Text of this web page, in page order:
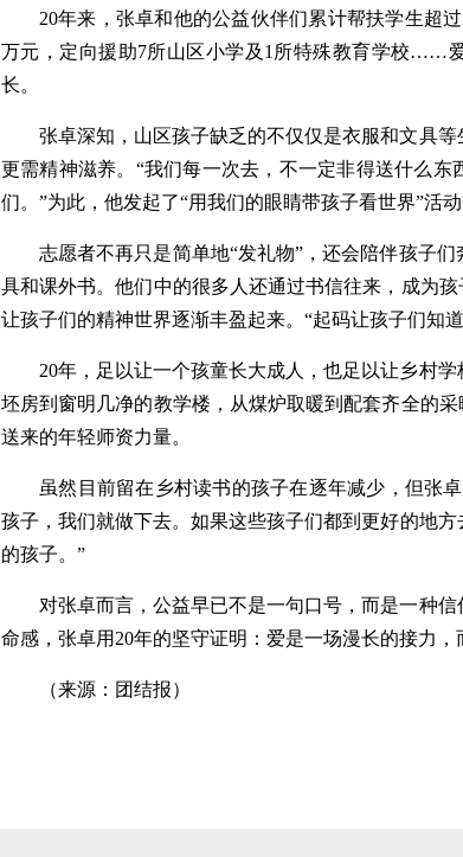
20年来，张卓和他的公益伙伴们累计帮扶学生超
万元，定向援助7所山区小学及1所特殊教育学校……
长。
张卓深知，山区孩子缺乏的不仅仅是衣服和文具
更需精神滋养。“我们每一次去，不一定非得送什么
们。”为此，他发起了“用我们的眼睛带孩子看世界”活动
志愿者不再只是简单地“发礼物”，还会陪伴孩子
具和课外书。他们中的很多人还通过书信往来，成为孩
让孩子们的精神世界逐渐丰盈起来。“起码让孩子们知
20年，足以让一个孩童长大成人，也足以让乡村
坯房到窗明几净的教学楼，从煤炉取暖到配套齐全的
送来的年轻师资力量。
虽然目前留在乡村读书的孩子在逐年减少，但张
孩子，我们就做下去。如果这些孩子们都到更好的地
的孩子。”
对张卓而言，公益早已不是一句口号，而是一种
命感，张卓用20年的坚守证明：爱是一场漫长的接力，
（来源：团结报）